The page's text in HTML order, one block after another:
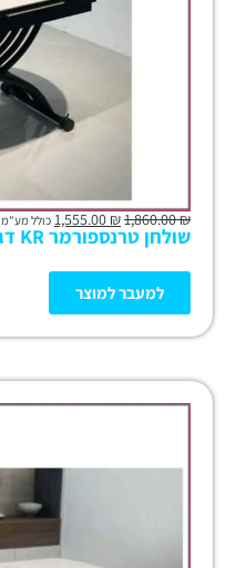
₪
1,860.00
₪ כולל מע"מ
שולחן טרנספורמר KR דגם N-6
למעבר למוצר